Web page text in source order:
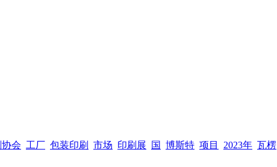
会 工厂 包装印刷 市场 印刷展 国 博斯特 项目 2023年 瓦楞